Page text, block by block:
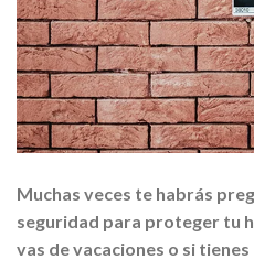
Muchas veces te habrás
seguridad para proteger tu
vas de vacaciones o si